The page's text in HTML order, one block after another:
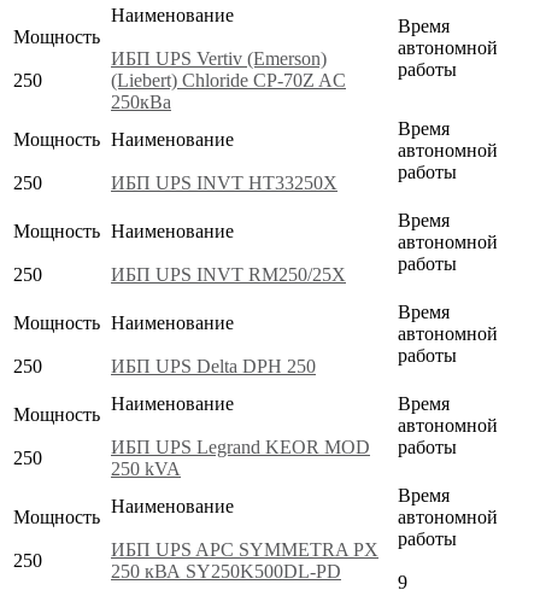
Мощность
250
Наименование
ИБП UPS Vertiv (Emerson)
(Liebert) Chloride CP-70Z AC
250кВа
Время
автономной
работы
Мощность
250
Наименование
ИБП UPS INVT HT33250X
Время
автономной
работы
Мощность
250
Наименование
ИБП UPS INVT RM250/25X
Время
автономной
работы
Мощность
250
Наименование
ИБП UPS Delta DPH 250
Время
автономной
работы
Мощность
250
Наименование
ИБП UPS Legrand KEOR MOD
250 kVA
Время
автономной
работы
Мощность
250
Наименование
ИБП UPS APC SYMMETRA PX
250 кВА SY250K500DL-PD
Время
автономной
работы
9